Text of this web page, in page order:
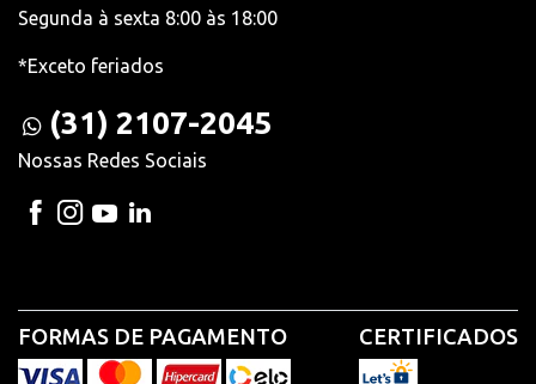
Segunda à sexta 8:00 às 18:00
*Exceto feriados
(31) 2107-2045
Nossas Redes Sociais
FORMAS DE PAGAMENTO CERTIFICADOS